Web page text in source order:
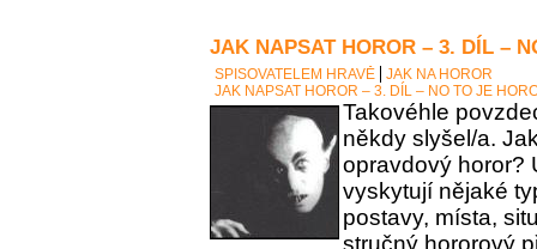
JAK NAPSAT HOROR – 3. DÍL –
SPISOVATELEM HRAVĚ
JAK NA HOROR
JAK NAPSAT HOROR – 3. DÍL – NO TO JE
Takovéhle
někdy slyšel/a.
opravdový horor?
vyskytují nějaké
postavy, místa,
stručný hororový